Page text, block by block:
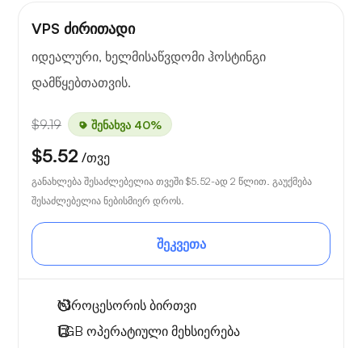
VPS ძირითადი
იდეალური, ხელმისაწვდომი ჰოსტინგი
დამწყებთათვის.
$9.19 შენახვა 40%
$5.52 /თვე
განახლება შესაძლებელია თვეში $5.52-ად 2 წლით. გაუქმება
შესაძლებელია ნებისმიერ დროს.
შეკვეთა
1პროცესორის ბირთვი
1 GB ოპერატიული მეხსიერება